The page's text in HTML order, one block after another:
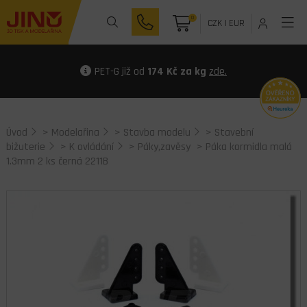
0 CZK| EUR
PET-G již od 174 Kč za kg zde.
Úvod > Modelařina > Stavba modelu > Stavební
bižuterie
> K ovládání > Páky,zavěsy > Páka kormidla malá
1.3mm 2 ks černá 2211B